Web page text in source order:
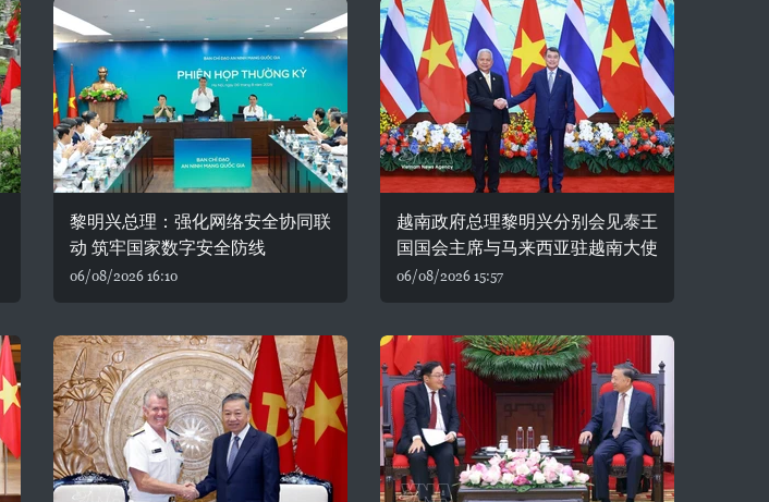
黎明兴总理：强化网络安全协同联
动 筑牢国家数字安全防线
06/08/2026 16:10
越南政府总理黎明兴分别会见泰王
国国会主席与马来西亚驻越南大使
06/08/2026 15:57